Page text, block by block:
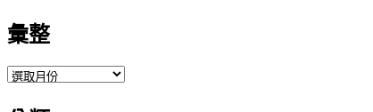
彙整
彙